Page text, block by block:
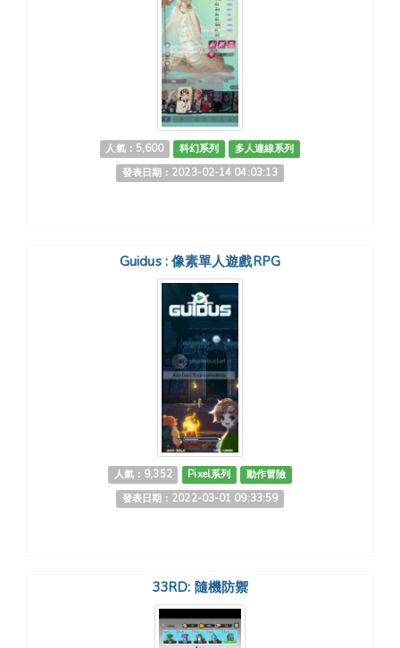
人氣：5,600 科幻系列
多人連線系列
發表日期：2023-02-14 04:03:13
Guidus : 像素單人遊戲RPG
人氣：9,352 Pixel系列
動作冒險
發表日期：2022-03-01 09:33:59
33RD: 隨機防禦